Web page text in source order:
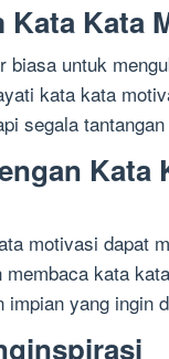
Kata Kata
untuk
kata kata
segala
Kata
motivasi dapat
membaca kata
impian yang ingin